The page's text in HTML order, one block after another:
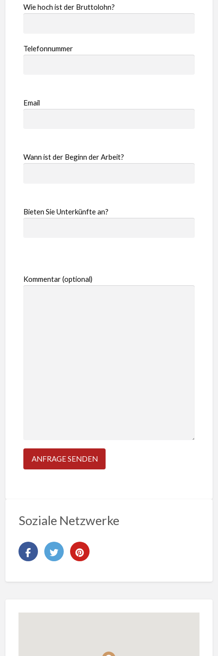
Wie hoch ist der Bruttolohn?
Telefonnummer
Email
Wann ist der Beginn der Arbeit?
Bieten Sie Unterkünfte an?
Kommentar (optional)
Soziale Netzwerke